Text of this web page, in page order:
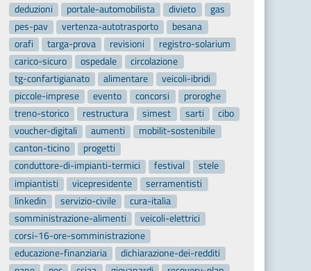
deduzioni
portale-automobilista divieto
gas
pes-pav
vertenza-autotrasporto
besana
orafi
targa-prova revisioni
registro-solarium
carico-sicuro
ospedale
circolazione
tg-confartigianato
alimentare
veicoli-ibridi
piccole-imprese
evento concorsi
proroghe
treno-storico
restructura simest sarti
cibo
voucher-digitali
aumenti
mobilit-sostenibile
canton-ticino
progetti
conduttore-di-impianti-termici
festival
stele
impiantisti
vicepresidente
serramentisti
linkedin
servizio-civile
cura-italia
somministrazione-alimenti
veicoli-elettrici
corsi-16-ore-somministrazione
educazione-finanziaria
dichiarazione-dei-redditi